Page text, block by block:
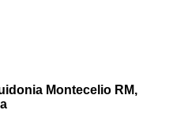
Montecelio RM,